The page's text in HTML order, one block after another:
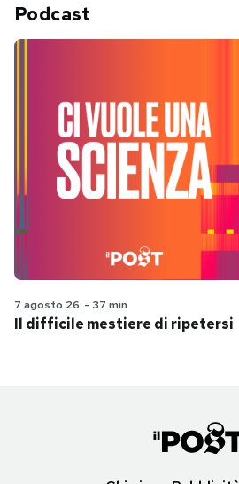
Podcast
7 agosto 26 - 37 min
Il difficile mestiere di ripetersi